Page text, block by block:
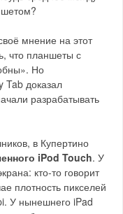
мнение на этот
что планшеты с
Но
Tab доказал
разрабатывать
в Купертино
iPod Touch. У
кто-то говорит
плотность пикселей
У нынешнего iPad